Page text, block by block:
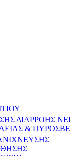
ΔΙΑΡΡΟΗΣ
&